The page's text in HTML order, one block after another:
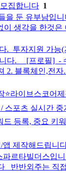
집합니다 1
을 둔 유부남입
생각을 한것은
._투자지원 가능
다. [프로필] ​ -
2. 블록체인,전자
⭐️라이브스코어
포츠 실시간 중
드 등록, 중요 키
앱 제작해드립니
파르타빌더스입
반반외주는 직